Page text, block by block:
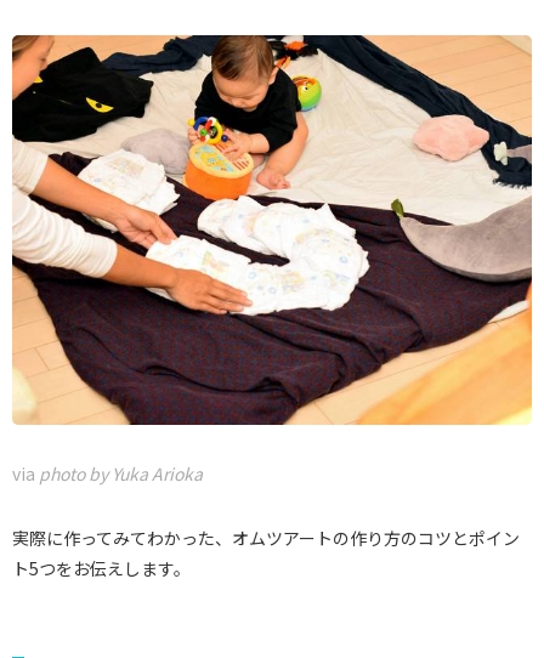
via photo by Yuka Arioka
実際に作ってみてわかった、オムツアートの作り方のコツとポイン
ト5つをお伝えします。